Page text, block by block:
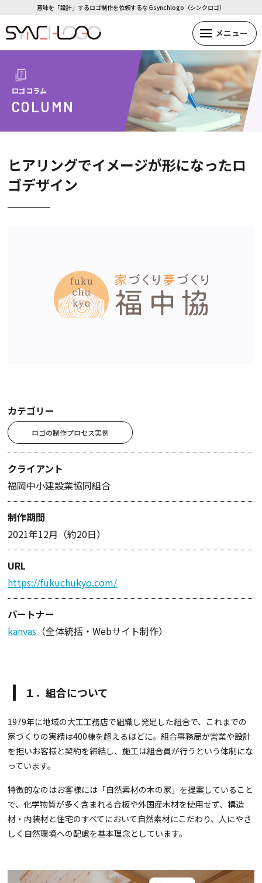
意味を「設計」するロゴ制作を依頼するならsynchlogo（シンクロゴ）
ロゴコラム
COLUMN
ヒアリングでイメージが形になったロ
ゴデザイン
カテゴリー
ロゴの制作プロセス実例
クライアント
福岡中小建設業協同組合
制作期間
2021年12月（約20日）
URL
https://fukuchukyo.com/
パートナー
kanvas （全体統括・Webサイト制作）
１．組合について
1979年に地域の大工工務店で組織し発足した組合で、これまでの
家づくりの実績は400棟を超えるほどに。組合事務局が営業や設計
を担いお客様と契約を締結し、施工は組合員が行うという体制にな
っています。
特徴的なのはお客様には「自然素材の木の家」を提案していること
で、化学物質が多く含まれる合板や外国産木材を使用せず、構造
材・内装材と住宅のすべてにおいて自然素材にこだわり、人にやさ
しく自然環境への配慮を基本理念としています。